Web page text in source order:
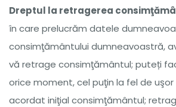
Dreptul la retragerea
în care prelucrăm datele
consimţământului dumneavoastră,
vă retrage consimţământul; puteți
orice moment, cel puţin la fel de
acordat iniţial consimţământul;